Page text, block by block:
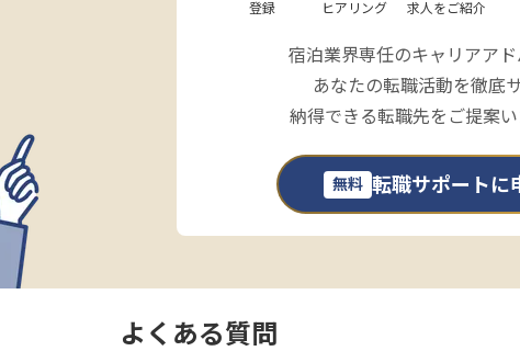
登録
ヒアリング
求人をご紹介
宿泊業界専任のキャリアア
あなたの転職活動を徹底
納得できる転職先をご提案い
無料 転職サポートに
よくある質問